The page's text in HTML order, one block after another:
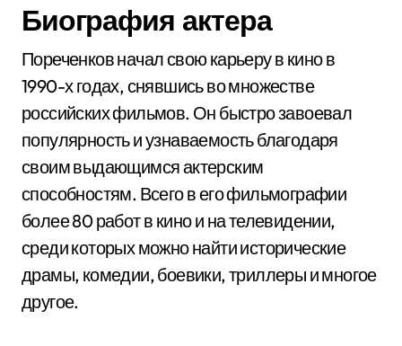
Биография актера
Пореченков начал свою карьеру в кино в
1990-х годах, снявшись во множестве
российских фильмов. Он быстро завоевал
популярность и узнаваемость благодаря
своим выдающимся актерским
способностям. Всего в его фильмографии
более 80 работ в кино и на телевидении,
среди которых можно найти исторические
драмы, комедии, боевики, триллеры и многое
другое.